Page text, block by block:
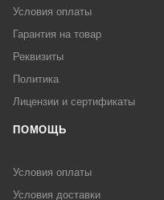
Условия оплаты
Гарантия на товар
Реквизиты
Политика
Лицензии и сертификаты
ПОМОЩЬ
Условия оплаты
Условия доставки